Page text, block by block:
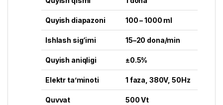
Quyish diapazoni 100 – 1000 ml
Ishlash sig‘imi 15–20 dona/min
Quyish aniqligi ±0.5%
Elektr ta’minoti 1 faza, 380V, 50Hz
Quvvat 500 Vt